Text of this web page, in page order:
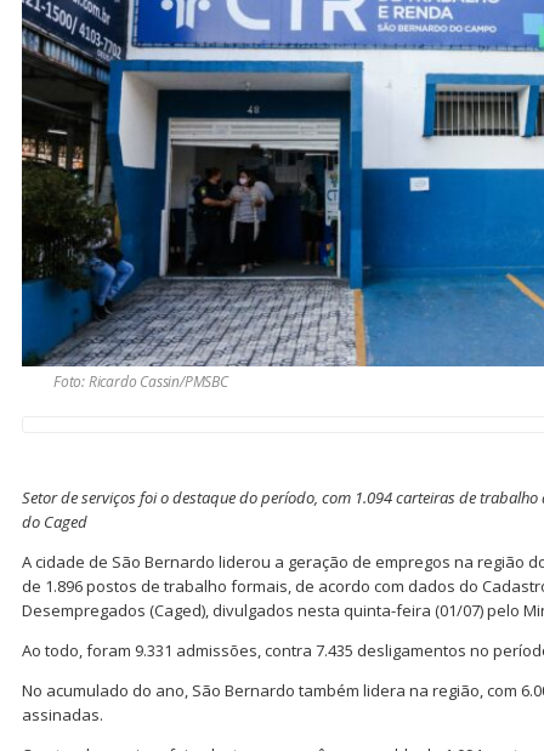
Foto: Ricardo Cassin/PMSBC
Setor de serviços foi o destaque do período, com 1.094 carteiras de
do Caged
A cidade de São Bernardo liderou a geração de empregos na região
de 1.896 postos de trabalho formais, de acordo com dados do
Desempregados (Caged), divulgados nesta quinta-feira (01/07) pelo
Ao todo, foram 9.331 admissões, contra 7.435 desligamentos no
No acumulado do ano, São Bernardo também lidera na região, com
assinadas.